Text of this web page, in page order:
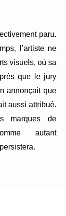
paru.
l’artiste ne
visuels, où sa
que le jury
annonçait que
aussi attribué.
marques de
autant